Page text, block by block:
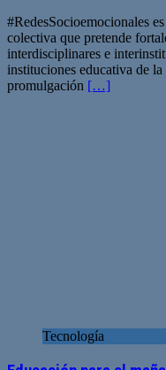
#RedesSocioemocionales
colectiva que pretende
interdisciplinares e
instituciones educativa de
promulgación […]
Tecnología